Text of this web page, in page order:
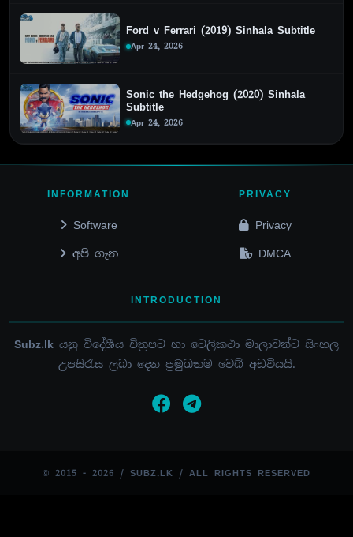
Ford v Ferrari (2019) Sinhala Subtitle
Apr 24, 2026
Sonic the Hedgehog (2020) Sinhala
Subtitle
Apr 24, 2026
INFORMATION
Software
අපි ගැන
PRIVACY
Privacy
DMCA
INTRODUCTION
Subz.lk යනු විදේශීය චිත්‍රපට හා ටෙලිකථා මාලාවන්ට සිංහල
උපසිරැස ලබා දෙන ප්‍රමුඛතම වෙබ් අඩවියයි.
© 2015 - 2026 / SUBZ.LK / ALL RIGHTS RESERVED